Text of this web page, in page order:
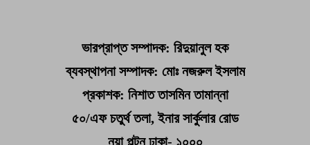
ভারপ্রাপ্ত সম্পাদক: রিদুয়ানুল হক
ব্যবস্থাপনা সম্পাদক: মোঃ নজরুল ইসলাম
প্রকাশক: নিশাত তাসমিন তামান্না
৫০/এফ চতুর্থ তলা, ইনার সার্কুলার রোড
নয়া পল্টন ঢাকা- ১০০০